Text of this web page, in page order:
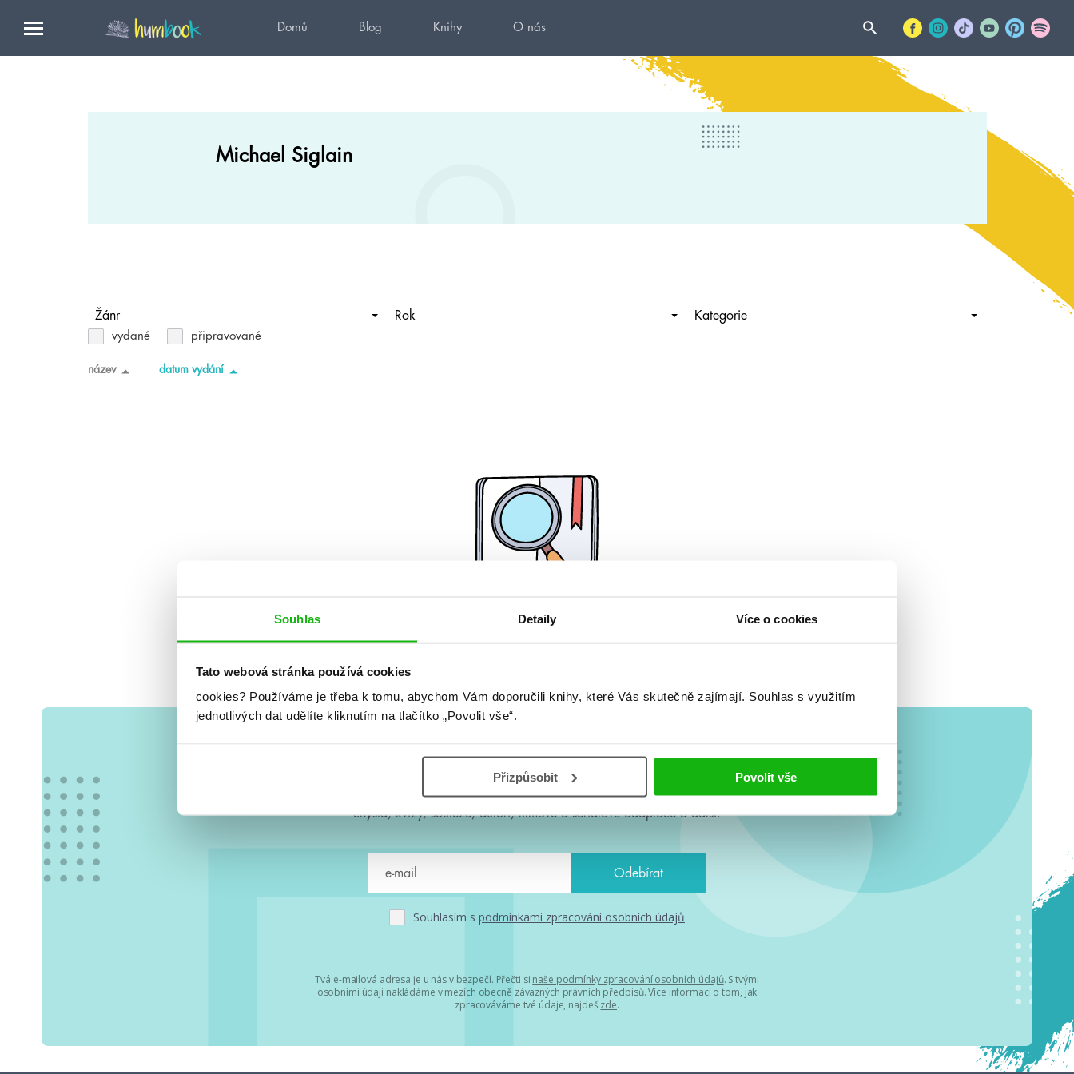
Souhlas Detaily Více o cookies
Tato webová stránka používá cookies
cookies? Používáme je třeba k tomu, abychom Vám doporučili knihy, které Vás skutečně zajímají. Souhlas s využitím
jednotlivých dat udělíte kliknutím na tlačítko „Povolit vše“.
Přizpůsobit Povolit vše
Domů Blog Knihy O nás
Michael Siglain
Žánr Rok Kategorie
vydané připravované
název datum vydání
#HumbookNews
Vše kolem #youngadult každý měsíc rovnou do mailu! Nové knihy, co se
chystá, kvízy, soutěže, autoři, filmové a seriálové adaptace a další.
Souhlasím s podmínkami zpracování osobních údajů
Tvá e-mailová adresa je u nás v bezpečí. Přečti si naše podmínky zpracování osobních údajů. S tvými
osobními údaji nakládáme v mezích obecně závazných právních předpisů. Více informací o tom, jak
zpracováváme tvé údaje, najdeš zde.